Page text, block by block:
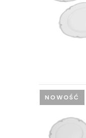
NOWOŚĆ